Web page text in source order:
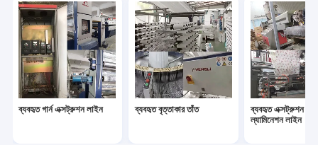
ব্যবহৃত গার্ন এক্সট্রুশন লাইন ব্যবহৃত বৃত্তাকার তাঁত
ব্যবহৃত এক্সট্রুশন লেপ
ল্যামিনেশন লাইন